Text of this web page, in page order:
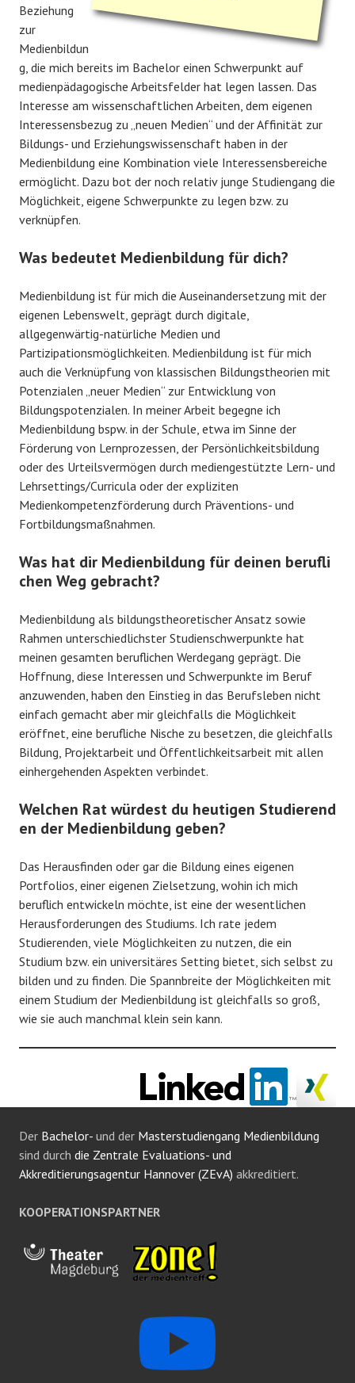
Beziehung
zur
Medienbildun
g, die mich bereits im Bachelor einen Schwerpunkt auf
medienpädagogische Arbeitsfelder hat legen lassen. Das
Interesse am wissenschaftlichen Arbeiten, dem eigenen
Interessensbezug zu „neuen Medien“ und der Affinität zur
Bildungs- und Erziehungswissenschaft haben in der
Medienbildung eine Kombination viele Interessensbereiche
ermöglicht. Dazu bot der noch relativ junge Studiengang die
Möglichkeit, eigene Schwerpunkte zu legen bzw. zu
verknüpfen.
Was bedeutet Medienbildung für dich?
Medienbildung ist für mich die Auseinandersetzung mit der
eigenen Lebenswelt, geprägt durch digitale,
allgegenwärtig-natürliche Medien und
Partizipationsmöglichkeiten. Medienbildung ist für mich
auch die Verknüpfung von klassischen Bildungstheorien mit
Potenzialen „neuer Medien“ zur Entwicklung von
Bildungspotenzialen. In meiner Arbeit begegne ich
Medienbildung bspw. in der Schule, etwa im Sinne der
Förderung von Lernprozessen, der Persönlichkeitsbildung
oder des Urteilsvermögen durch mediengestützte Lern- und
Lehrsettings/Curricula oder der expliziten
Medienkompetenzförderung durch Präventions- und
Fortbildungsmaßnahmen.
Was hat dir Medienbildung für deinen berufli
chen Weg gebracht?
Medienbildung als bildungstheoretischer Ansatz sowie
Rahmen unterschiedlichster Studienschwerpunkte hat
meinen gesamten beruflichen Werdegang geprägt. Die
Hoffnung, diese Interessen und Schwerpunkte im Beruf
anzuwenden, haben den Einstieg in das Berufsleben nicht
einfach gemacht aber mir gleichfalls die Möglichkeit
eröffnet, eine berufliche Nische zu besetzen, die gleichfalls
Bildung, Projektarbeit und Öffentlichkeitsarbeit mit allen
einhergehenden Aspekten verbindet.
Welchen Rat würdest du heutigen Studierend
en der Medienbildung geben?
Das Herausfinden oder gar die Bildung eines eigenen
Portfolios, einer eigenen Zielsetzung, wohin ich mich
beruflich entwickeln möchte, ist eine der wesentlichen
Herausforderungen des Studiums. Ich rate jedem
Studierenden, viele Möglichkeiten zu nutzen, die ein
Studium bzw. ein universitäres Setting bietet, sich selbst zu
bilden und zu finden. Die Spannbreite der Möglichkeiten mit
einem Studium der Medienbildung ist gleichfalls so groß,
wie sie auch manchmal klein sein kann.
Der Bachelor- und der Masterstudiengang Medienbildung
sind durch die Zentrale Evaluations- und
Akkreditierungsagentur Hannover (ZEvA) akkreditiert.
KOOPERATIONSPARTNER